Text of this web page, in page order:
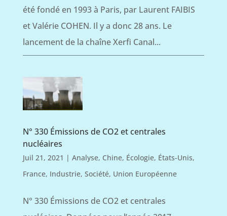
été fondé en 1993 à Paris, par Laurent FAIBIS
et Valérie COHEN. Il y a donc 28 ans. Le
lancement de la chaîne Xerfi Canal...
N° 330 Émissions de CO2 et centrales
nucléaires
Juil 21, 2021 | Analyse, Chine, Écologie, États-Unis,
France, Industrie, Société, Union Européenne
N° 330 Émissions de CO2 et centrales